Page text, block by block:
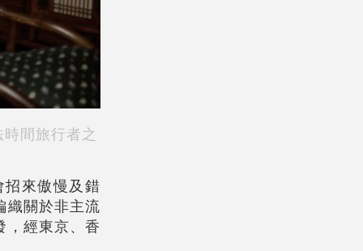
間旅行者之
來傲慢及錯
織關於非主流
，經東京、香